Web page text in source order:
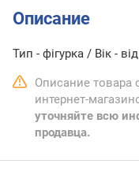
Описание
Тип - фігурка / Вік -
Описание товара
интернет-
уточняйте всю
продавца.